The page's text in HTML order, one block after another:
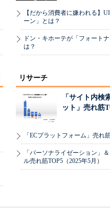
【だから消費者に嫌われる】
ーン」とは？
ドン・キホーテが「フォート
は？
リサーチ
「サイト内検
ット」売れ筋
「ECプラットフォーム」売れ
「パーソナライゼーション」
ル売れ筋TOP5（2025年5月）